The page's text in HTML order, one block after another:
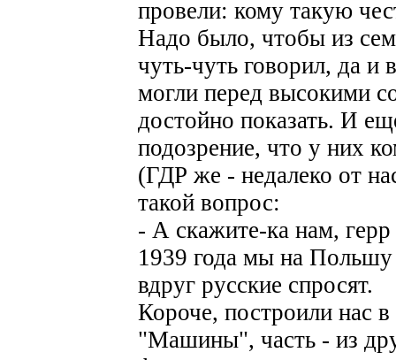
провели: кому такую
Надо было, чтобы из
чуть-чуть говорил, да
могли перед высокими
достойно показать. И
подозрение, что у них
(ГДР же - недалеко от
такой вопрос:
- А скажите-ка нам, герр
1939 года мы на Польшу
вдруг русские спросят.
Короче, построили нас
"Машины", часть - из